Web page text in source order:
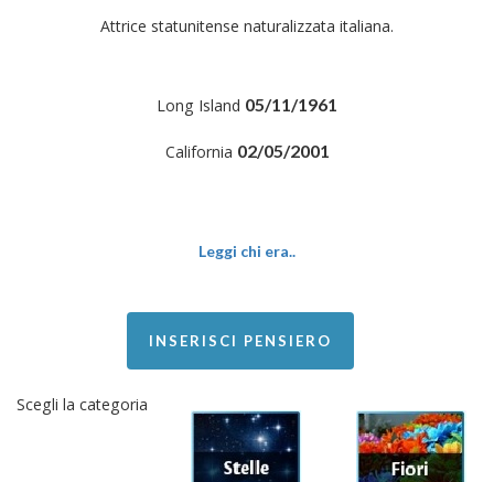
Attrice statunitense naturalizzata italiana.
Long Island 05/11/1961
California 02/05/2001
Leggi chi era..
INSERISCI PENSIERO
Scegli la categoria